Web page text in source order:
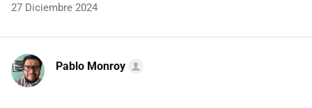
27 Diciembre 2024
Pablo Monroy